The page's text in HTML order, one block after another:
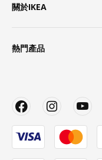
關於IKEA
熱門產品